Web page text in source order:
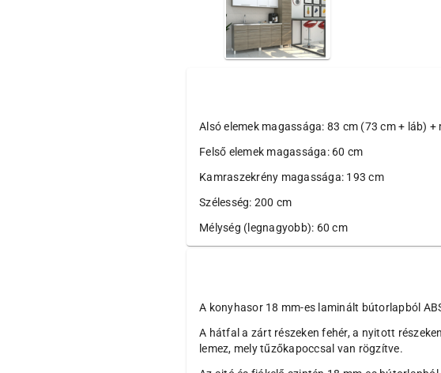
Alsó elemek magassága: 83 cm (73 cm + láb)
Felső elemek magassága: 60 cm
Kamraszekrény magassága: 193 cm
Szélesség: 200 cm
Mélység (legnagyobb): 60 cm
A konyhasor 18 mm-es laminált bútorlapból
A hátfal a zárt részeken fehér, a nyitott
lemez, mely tűzőkapoccsal van rögzítve.